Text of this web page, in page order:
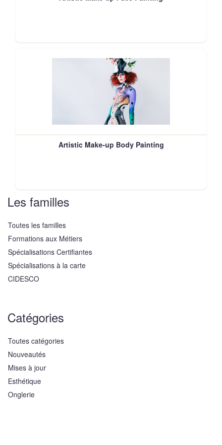
Artistic Make-up Body Painting
Les familles
Toutes les familles
Formations aux Métiers
Spécialisations Certifiantes
Spécialisations à la carte
CIDESCO
Catégories
Toutes catégories
Nouveautés
Mises à jour
Esthétique
Onglerie